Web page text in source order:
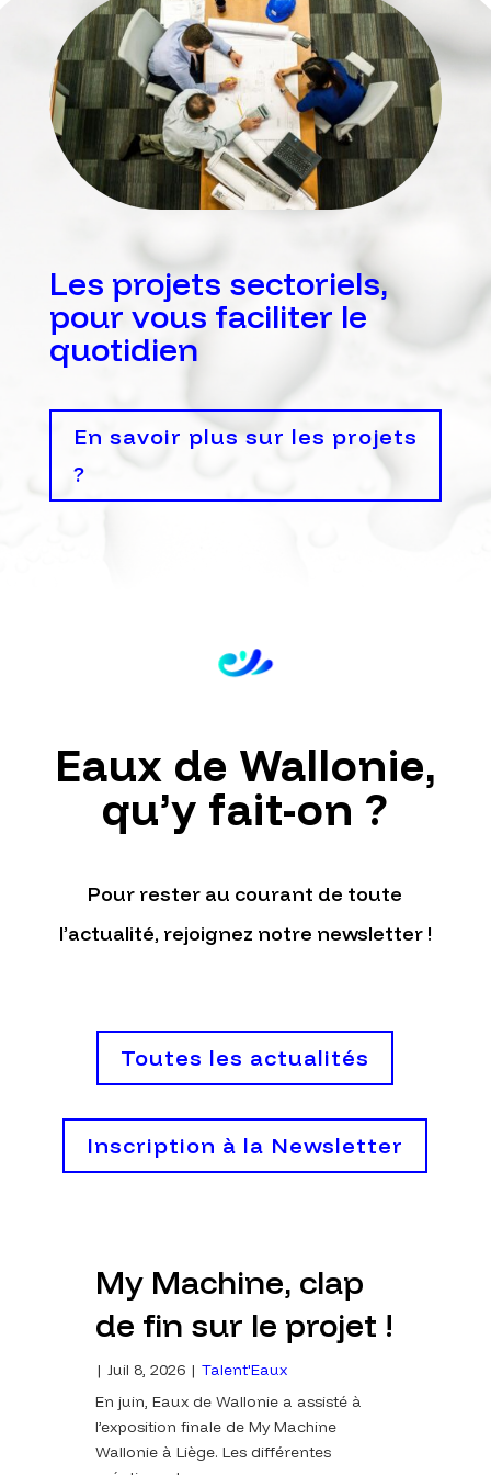
Les projets sectoriels,
pour vous faciliter le
quotidien
En savoir plus sur les projets
?
Eaux de Wallonie,
qu’y fait-on ?
Pour rester au courant de toute
l’actualité, rejoignez notre newsletter !
Toutes les actualités
Inscription à la Newsletter
My Machine, clap
de fin sur le projet !
| Juil 8, 2026 | Talent'Eaux
En juin, Eaux de Wallonie a assisté à
l’exposition finale de My Machine
Wallonie à Liège. Les différentes